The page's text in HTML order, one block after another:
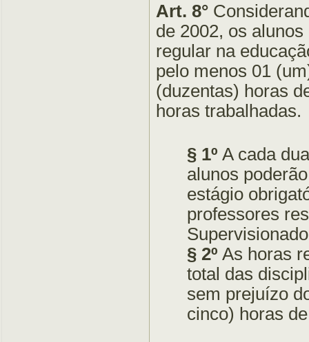
Art. 8°
de 2002, os
regular na
pelo menos 01
(duzentas) horas
horas trabalhadas.
§ 1º A cada
alunos
estágio
professores
§ 2º As horas
total das
sem prejuízo
cinco) horas